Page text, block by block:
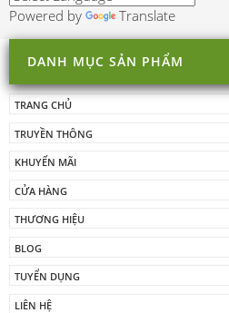
Powered by Translate
DANH MỤC SẢN PHẨM
TRANG CHỦ
TRUYỀN THÔNG
KHUYẾN MÃI
CỬA HÀNG
THƯƠNG HIỆU
BLOG
TUYỂN DỤNG
LIÊN HỆ